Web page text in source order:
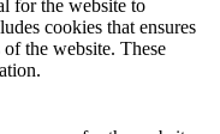
for the website to
cookies that ensures
the website. These